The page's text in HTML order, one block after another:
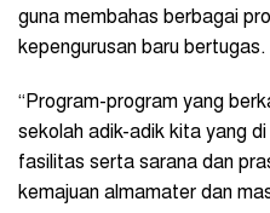
guna membahas berbagai
kepengurusan baru bertugas.
“Program-program yang
sekolah adik-adik kita yang
fasilitas serta sarana dan
kemajuan almamater dan